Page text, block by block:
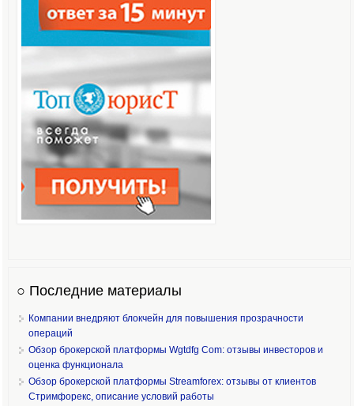
○ Последние материалы
Компании внедряют блокчейн для повышения прозрачности
операций
Обзор брокерской платформы Wgtdfg Com: отзывы инвесторов и
оценка функционала
Обзор брокерской платформы Streamforex: отзывы от клиентов
Стримфорекс, описание условий работы